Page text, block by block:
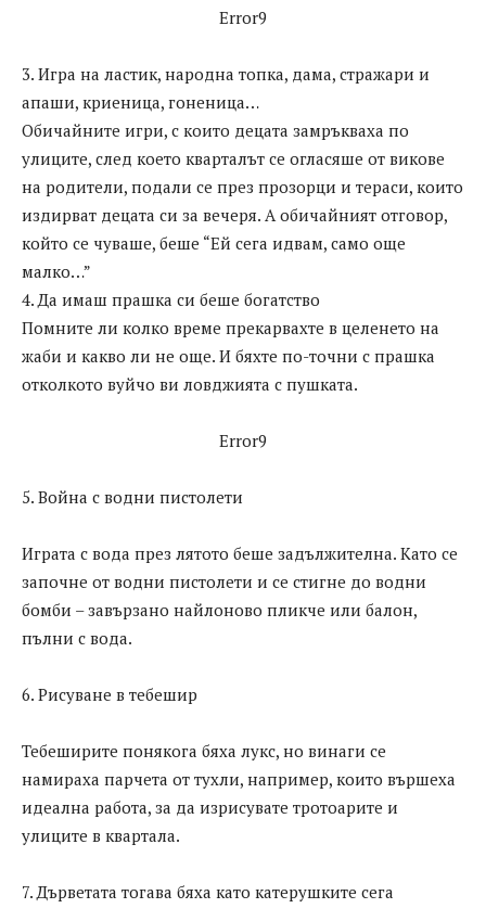
Error9
3. Игра на ластик, народна топка, дама, стражари и
апаши, криеница, гоненица…
Обичайните игри, с които децата замръкваха по
улиците, след което кварталът се огласяше от викове
на родители, подали се през прозорци и тераси, които
издирват децата си за вечеря. А обичайният отговор,
който се чуваше, беше “Ей сега идвам, само още
малко…”
4. Да имаш прашка си беше богатство
Помните ли колко време прекарвахте в целенето на
жаби и какво ли не още. И бяхте по-точни с прашка
отколкото вуйчо ви ловджията с пушката.
Error9
5. Война с водни пистолети
Играта с вода през лятото беше задължителна. Като се
започне от водни пистолети и се стигне до водни
бомби – завързано найлоново пликче или балон,
пълни с вода.
6. Рисуване в тебешир
Тебеширите понякога бяха лукс, но винаги се
намираха парчета от тухли, например, които вършеха
идеална работа, за да изрисувате тротоарите и
улиците в квартала.
7. Дърветата тогава бяха като катерушките сега